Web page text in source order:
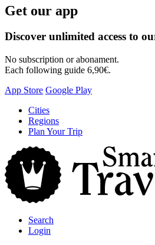
Get our app
Discover unlimited access to
No subscription or abonament.
Each following guide 6,90€.
App Store Google Play
Skip
content
Cities
Regions
Plan Your Trip
Search
Login